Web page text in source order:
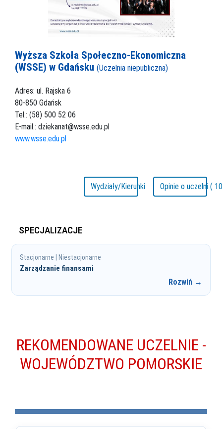
Wyższa Szkoła Społeczno-Ekonomiczna
(WSSE) w Gdańsku (Uczelnia niepubliczna)
Adres: ul. Rajska 6
80-850 Gdańsk
Tel.: (58) 500 52 06
E-mail.: dziekanat@wsse.edu.pl
www.wsse.edu.pl
Wydziały/Kierunki Opinie o uczelni (
SPECJALIZACJE
Stacjonarne | Niestacjonarne
Zarządzanie finansami
Rozwiń →
REKOMENDOWANE UCZELNIE -
WOJEWÓDZTWO POMORSKIE